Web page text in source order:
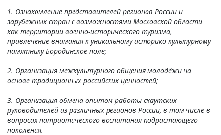
1. Ознакомление представителей регионов России и
зарубежных стран с возможностями Московской области
как территории военно-исторического туризма,
привлечение внимания к уникальному историко-культурному
памятнику Бородинское поле;
2. Организация межкультурного общения молодёжи на
основе традиционных российских ценностей;
3. Организация обмена опытом работы скаутских
руководителей из различных регионов России, в том числе в
вопросах патриотического воспитания подрастающего
поколения.